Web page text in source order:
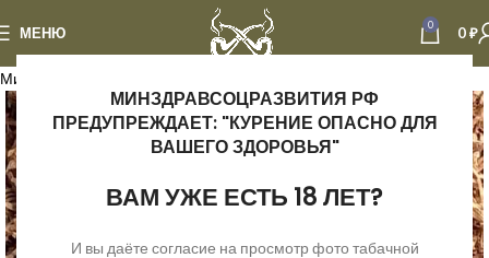
МИНЗДРАВСОЦРАЗВИТИЯ РФ
ПРЕДУПРЕЖДАЕТ: "КУРЕНИЕ ОПАСНО ДЛЯ
ВАШЕГО ЗДОРОВЬЯ"
ВАМ УЖЕ ЕСТЬ 18 ЛЕТ?
И вы даёте согласие на просмотр фото табачной
МЕНЮ 0 0₽
Минимальный вес отправки - 1 кг табака